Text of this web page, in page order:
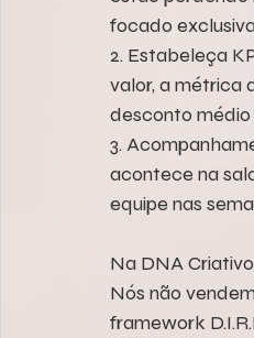
focado
2. Estabeleça
valor, a métrica
desconto médio
3.
acontece na
equipe nas
Na DNA
Nós não
framework